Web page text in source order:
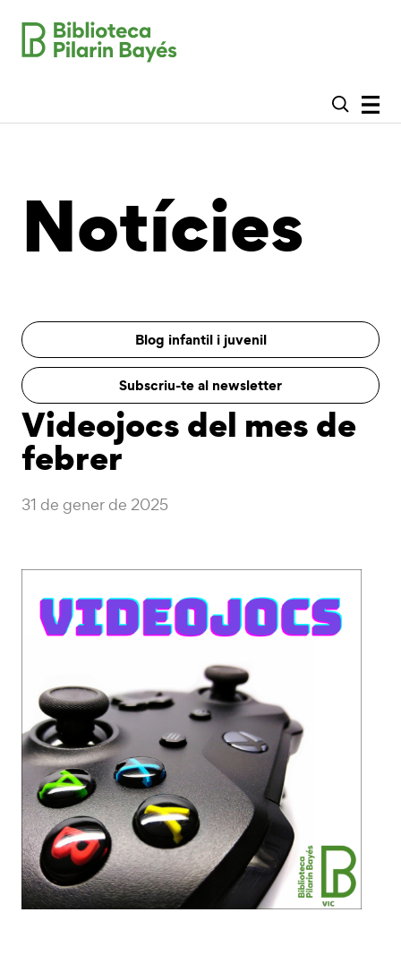
Notícies
Blog infantil i juvenil
Subscriu-te al newsletter
Videojocs del mes de
febrer
31 de gener de 2025